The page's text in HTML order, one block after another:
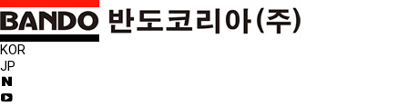
KOR
JP